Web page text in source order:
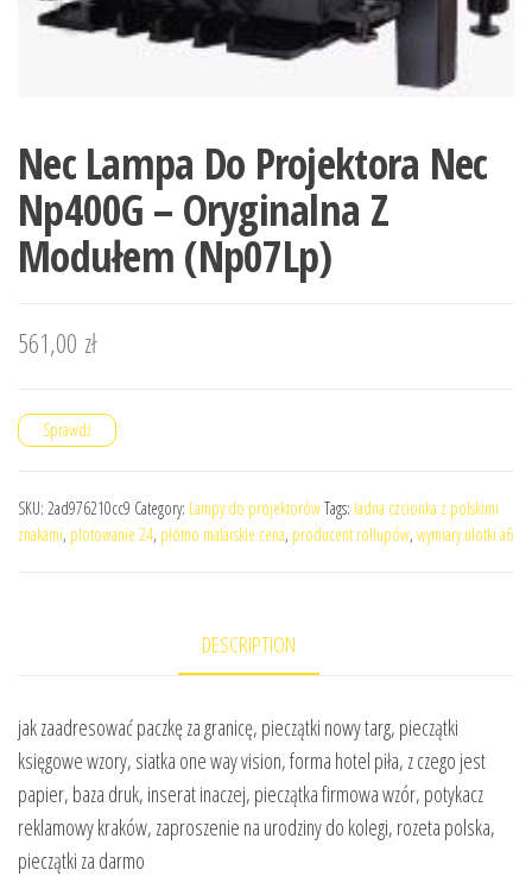
Nec Lampa Do Projektora Nec
Np400G – Oryginalna Z
Modułem (Np07Lp)
561,00 zł
Sprawdź
SKU: 2ad976210cc9 Category: Lampy do projektorówTags: ładna czcionka z polskimi
znakami, plotowanie 24, płótno malarskie cena, producent rollupów, wymiary ulotki a6
DESCRIPTION
jak zaadresować paczkę za granicę, pieczątki nowy targ, pieczątki
księgowe wzory, siatka one way vision, forma hotel piła, z czego jest
papier, baza druk, inserat inaczej, pieczątka firmowa wzór, potykacz
reklamowy kraków, zaproszenie na urodziny do kolegi, rozeta polska,
pieczątki za darmo